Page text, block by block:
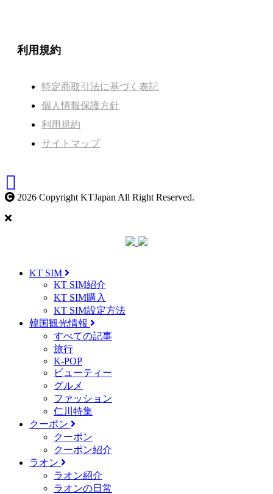
利用規約
特定商取引法に基づく表記
個人情報保護方針
利用規約
サイトマップ
2026 Copyright KTJapan All Right Reserved.
KT SIM
KT SIM紹介
KT SIM購入
KT SIM設定方法
韓国観光情報
すべての記事
旅行
K-POP
ビューティー
グルメ
ファッション
仁川特集
クーポン
クーポン
クーポン紹介
ラオン
ラオン紹介
ラオンの日常